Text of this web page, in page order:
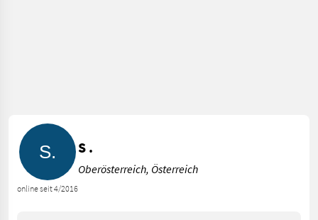
online seit 4/2016
S .
Oberösterreich, Österreich